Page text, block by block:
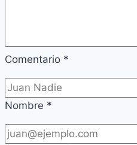
Comentario *
Nombre *